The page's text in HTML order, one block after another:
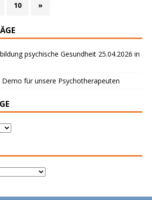
10 »
psychische Gesundheit 25.04.2026 in
Demo für unsere Psychotherapeuten